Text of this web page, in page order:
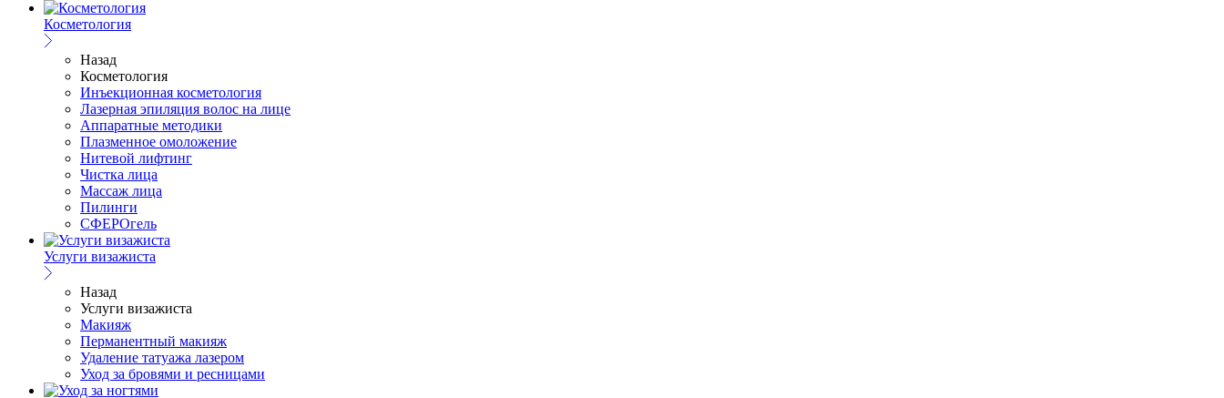
Косметология
Назад
Косметология
Инъекционная косметология
Лазерная эпиляция волос на лице
Аппаратные методики
Плазменное омоложение
Нитевой лифтинг
Чистка лица
Массаж лица
Пилинги
СФЕРОгель
Услуги визажиста
Назад
Услуги визажиста
Макияж
Перманентный макияж
Удаление татуажа лазером
Уход за бровями и ресницами